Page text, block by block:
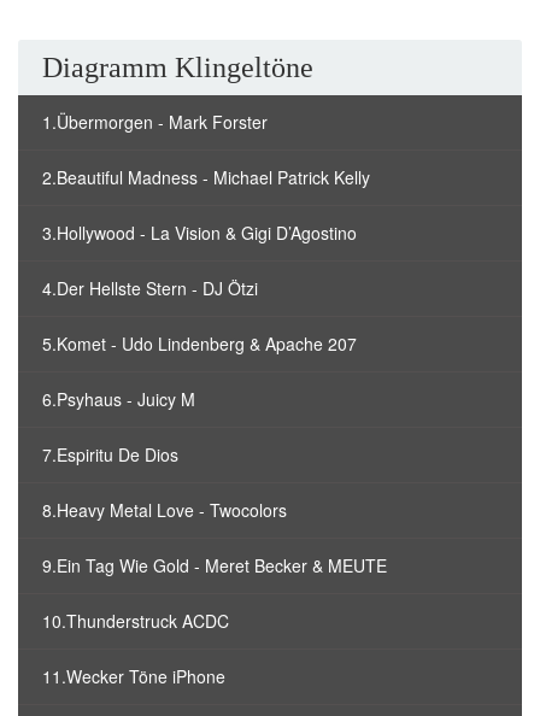
Diagramm Klingeltöne
1.Übermorgen - Mark Forster
2.Beautiful Madness - Michael Patrick Kelly
3.Hollywood - La Vision & Gigi D’Agostino
4.Der Hellste Stern - DJ Ötzi
5.Komet - Udo Lindenberg & Apache 207
6.Psyhaus - Juicy M
7.Espiritu De Dios
8.Heavy Metal Love - Twocolors
9.Ein Tag Wie Gold - Meret Becker & MEUTE
10.Thunderstruck ACDC
11.Wecker Töne iPhone